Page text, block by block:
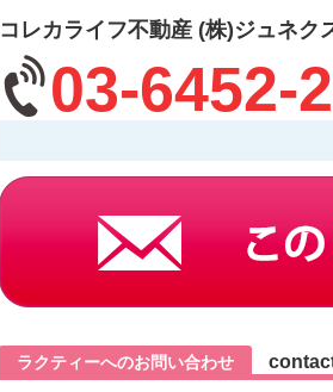
コレカライフ不動産 (株)ジュネク
03-6452-
ラクティーへのお問い合わせ